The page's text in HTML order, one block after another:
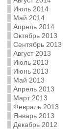
Июль 2014
Май 2014
Апрель 2014
Октябрь 2013
Сентябрь 2013
Август 2013
Июль 2013
Июнь 2013
Май 2013
Апрель 2013
Март 2013
Февраль 2013
Январь 2013
Декабрь 2012